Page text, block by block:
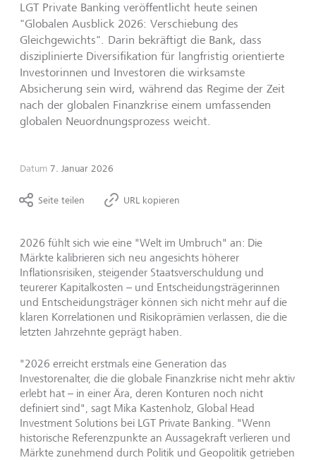
LGT Private Banking veröffentlicht heute seinen
"Globalen Ausblick 2026: Verschiebung des
Gleichgewichts". Darin bekräftigt die Bank, dass
disziplinierte Diversifikation für langfristig orientierte
Investorinnen und Investoren die wirksamste
Absicherung sein wird, während das Regime der Zeit
nach der globalen Finanzkrise einem umfassenden
globalen Neuordnungsprozess weicht.
Datum 7. Januar 2026
Seite teilen URL kopieren
2026 fühlt sich wie eine "Welt im Umbruch" an: Die
Märkte kalibrieren sich neu angesichts höherer
Inflationsrisiken, steigender Staatsverschuldung und
teurerer Kapitalkosten – und Entscheidungsträgerinnen
und Entscheidungsträger können sich nicht mehr auf die
klaren Korrelationen und Risikoprämien verlassen, die die
letzten Jahrzehnte geprägt haben.
"2026 erreicht erstmals eine Generation das
Investorenalter, die die globale Finanzkrise nicht mehr aktiv
erlebt hat – in einer Ära, deren Konturen noch nicht
definiert sind", sagt Mika Kastenholz, Global Head
Investment Solutions bei LGT Private Banking. "Wenn
historische Referenzpunkte an Aussagekraft verlieren und
Märkte zunehmend durch Politik und Geopolitik getrieben